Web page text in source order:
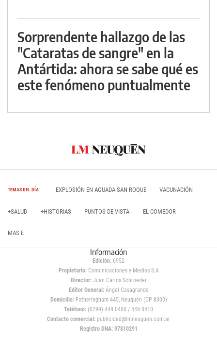
Sorprendente hallazgo de las
"Cataratas de sangre" en la
Antártida: ahora se sabe qué es
este fenómeno puntualmente
TEMAS DEL DÍA EXPLOSIÓN EN AGUADA SAN ROQUE VACUNACIÓN
+SALUD +HISTORIAS PUNTOS DE VISTA EL COMEDOR
MAS E
Información
Edición: 6952
Propietario:Comunicaciones y Medios S.A
Director: Juan Carlos Schroeder
Editor General:Ángel Casagrande
Domicilio:Fotheringham 445, Neuquén (CP 8300)
Teléfono: (0299) 449 0400 / 449 0410
Contacto comercial: publicidad@lmneuquen.com.ar
Registro DNA: 97810291